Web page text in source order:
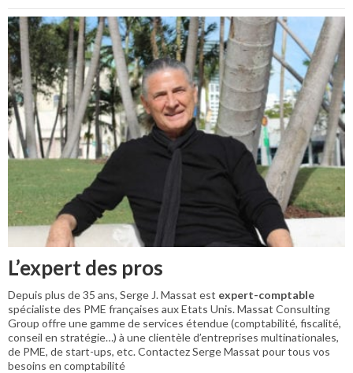
L’expert des pros
Depuis plus de 35 ans, Serge J. Massat est expert-comptable
spécialiste des PME françaises aux Etats Unis. Massat Consulting
Group offre une gamme de services étendue (comptabilité, fiscalité,
conseil en stratégie…) à une clientèle d’entreprises multinationales,
de PME, de start-ups, etc. Contactez Serge Massat pour tous vos
besoins en comptabilité